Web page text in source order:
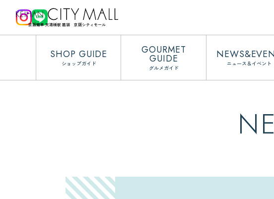
京阪電車 天満橋駅 直結 京阪シティモール
SHOP GUIDE
ショップガイド
GOURMET
GUIDE
グルメガイド
ニュース＆イベント